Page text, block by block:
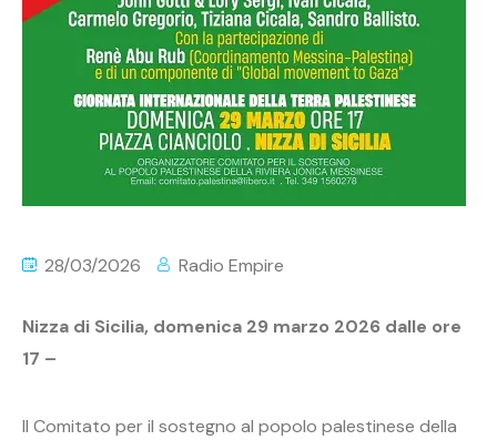
28/03/2026 Radio Empire
Nizza di Sicilia, domenica 29 marzo 2026 dalle ore
17 –
Il Comitato per il sostegno al popolo palestinese della